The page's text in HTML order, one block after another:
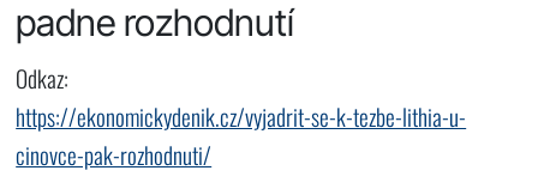
padne rozhodnutí
Odkaz:
https://ekonomickydenik.cz/vyjadrit-se-k-tezbe-lithia-u-
cinovce-pak-rozhodnuti/